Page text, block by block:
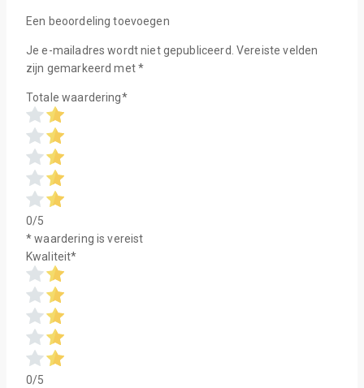
Een beoordeling toevoegen
Je e-mailadres wordt niet gepubliceerd. Vereiste velden
zijn gemarkeerd met*
Totale waardering*
0/5
* waardering is vereist
Kwaliteit*
0/5